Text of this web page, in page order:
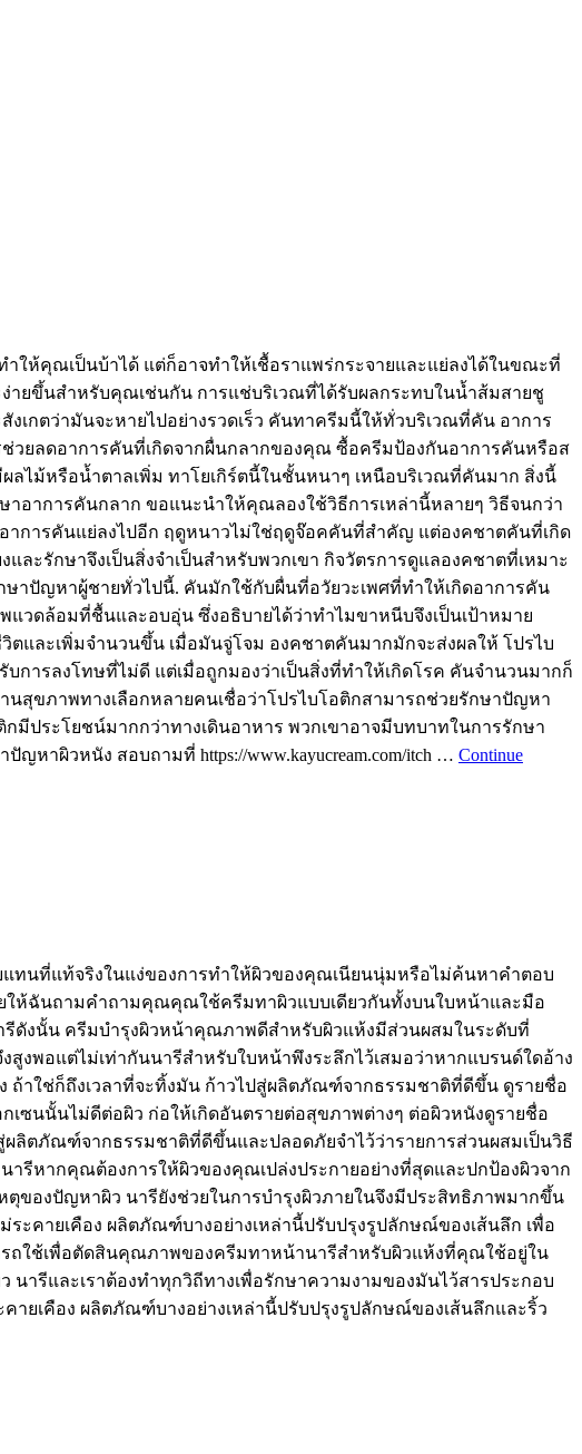
ห้คุณเป็นบ้าได้ แต่ก็อาจทำให้เชื้อราแพร่กระจายและแย่ลงได้ในขณะที่
ายขึ้นสำหรับคุณเช่นกัน การแช่บริเวณที่ได้รับผลกระทบในน้ำส้มสายชู
กตว่ามันจะหายไปอย่างรวดเร็ว คันทาครีมนี้ให้ทั่วบริเวณที่คัน อาการ
ช่วยลดอาการคันที่เกิดจากผื่นกลากของคุณ ซื้อครีมป้องกันอาการคันหรือส
ลไม้หรือน้ำตาลเพิ่ม ทาโยเกิร์ตนี้ในชั้นหนาๆ เหนือบริเวณที่คันมาก สิ่งนี้
อาการคันกลาก ขอแนะนำให้คุณลองใช้วิธีการเหล่านี้หลายๆ วิธีจนกว่า
การคันแย่ลงไปอีก ฤดูหนาวไม่ใช่ฤดูจ๊อคคันที่สำคัญ แต่องคชาตคันที่เกิด
ะรักษาจึงเป็นสิ่งจำเป็นสำหรับพวกเขา กิจวัตรการดูแลองคชาตที่เหมาะ
าปัญหาผู้ชายทั่วไปนี้. คันมักใช้กับผื่นที่อวัยวะเพศที่ทำให้เกิดอาการคัน
แวดล้อมที่ชื้นและอบอุ่น ซึ่งอธิบายได้ว่าทำไมขาหนีบจึงเป็นเป้าหมาย
และเพิ่มจำนวนขึ้น เมื่อมันจู่โจม องคชาตคันมากมักจะส่งผลให้ โปรไบ
ารลงโทษที่ไม่ดี แต่เมื่อถูกมองว่าเป็นสิ่งที่ทำให้เกิดโรค คันจำนวนมากก็
นสุขภาพทางเลือกหลายคนเชื่อว่าโปรไบโอติกสามารถช่วยรักษาปัญหา
มีประโยชน์มากกว่าทางเดินอาหาร พวกเขาอาจมีบทบาทในการรักษา
าผิวหนัง สอบถามที่ https://www.kayucream.com/itch … Continue
นที่แท้จริงในแง่ของการทำให้ผิวของคุณเนียนนุ่มหรือไม่ค้นหาคำตอบ
ให้ฉันถามคำถามคุณคุณใช้ครีมทาผิวแบบเดียวกันทั้งบนใบหน้าและมือ
งนั้น ครีมบำรุงผิวหน้าคุณภาพดีสำหรับผิวแห้งมีส่วนผสมในระดับที่
งพอแต่ไม่เท่ากันนารีสำหรับใบหน้าพึงระลึกไว้เสมอว่าหากแบรนด์ใดอ้าง
าใช่ก็ถึงเวลาที่จะทิ้งมัน ก้าวไปสู่ผลิตภัณฑ์จากธรรมชาติที่ดีขึ้น ดูรายชื่อ
ซนนั้นไม่ดีต่อผิว ก่อให้เกิดอันตรายต่อสุขภาพต่างๆ ต่อผิวหนังดูรายชื่อ
ลิตภัณฑ์จากธรรมชาติที่ดีขึ้นและปลอดภัยจำไว้ว่ารายการส่วนผสมเป็นวิธี
รีหากคุณต้องการให้ผิวของคุณเปล่งประกายอย่างที่สุดและปกป้องผิวจาก
องปัญหาผิว นารียังช่วยในการบำรุงผิวภายในจึงมีประสิทธิภาพมากขึ้น
ระคายเคือง ผลิตภัณฑ์บางอย่างเหล่านี้ปรับปรุงรูปลักษณ์ของเส้นลึก เพื่อ
ถใช้เพื่อตัดสินคุณภาพของครีมทาหน้านารีสำหรับผิวแห้งที่คุณใช้อยู่ใน
นารีและเราต้องทำทุกวิถีทางเพื่อรักษาความงามของมันไว้สารประกอบ
ยเคือง ผลิตภัณฑ์บางอย่างเหล่านี้ปรับปรุงรูปลักษณ์ของเส้นลึกและริ้ว